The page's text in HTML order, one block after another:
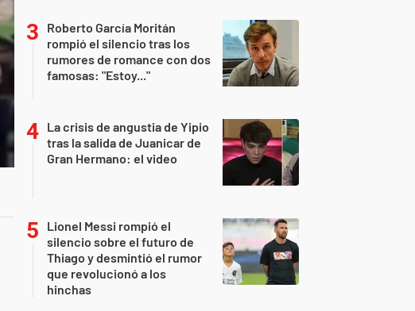
Roberto García Moritán
rompió el silencio tras los
rumores de romance con dos
famosas: "Estoy..."
La crisis de angustia de Yipio
tras la salida de Juanicar de
Gran Hermano: el video
Lionel Messi rompió el
silencio sobre el futuro de
Thiago y desmintió el rumor
que revolucionó a los
hinchas